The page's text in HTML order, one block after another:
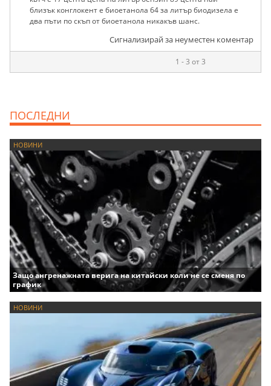
близък конглокент е биоетанола 64 за литър биодизела е
два пъти по скъп от биоетанола никакъв шанс.
Сигнализирай за неуместен коментар
1 - 3 от 3
ПОСЛЕДНИ
НОВИНИ
Защо ангренажната верига на китайски коли не се сменя по
график
НОВИНИ